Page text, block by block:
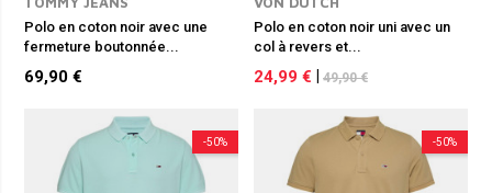
Polo en coton noir avec une
fermeture boutonnée...
69,90 €
Polo en coton noir uni avec un
col à revers et...
24,99 € 49,90 €
-50% -50%